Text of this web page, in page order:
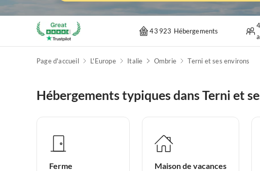
43 923 Hébergements
Page d'accueil L'Europe Italie Ombrie Terni et ses environs
Hébergements typiques dans Terni et
Ferme Maison de vacances